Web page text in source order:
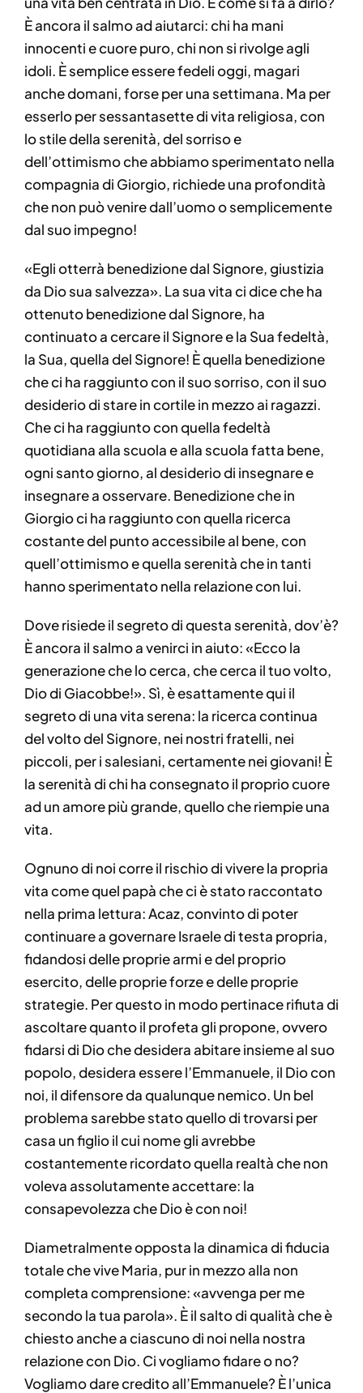
È ancora il salmo ad aiutarci: chi ha mani
innocenti e cuore puro, chi non si rivolge agli
idoli. È semplice essere fedeli oggi, magari
anche domani, forse per una settimana. Ma per
esserlo per sessantasette di vita religiosa, con
lo stile della serenità, del sorriso e
dell’ottimismo che abbiamo sperimentato nella
compagnia di Giorgio, richiede una profondità
che non può venire dall’uomo o semplicemente
dal suo impegno!
«Egli otterrà benedizione dal Signore, giustizia
da Dio sua salvezza». La sua vita ci dice che ha
ottenuto benedizione dal Signore, ha
continuato a cercare il Signore e la Sua fedeltà,
la Sua, quella del Signore! È quella benedizione
che ci ha raggiunto con il suo sorriso, con il suo
desiderio di stare in cortile in mezzo ai ragazzi.
Che ci ha raggiunto con quella fedeltà
quotidiana alla scuola e alla scuola fatta bene,
ogni santo giorno, al desiderio di insegnare e
insegnare a osservare. Benedizione che in
Giorgio ci ha raggiunto con quella ricerca
costante del punto accessibile al bene, con
quell’ottimismo e quella serenità che in tanti
hanno sperimentato nella relazione con lui.
Dove risiede il segreto di questa serenità, dov’è?
È ancora il salmo a venirci in aiuto: «Ecco la
generazione che lo cerca, che cerca il tuo volto,
Dio di Giacobbe!». Sì, è esattamente qui il
segreto di una vita serena: la ricerca continua
del volto del Signore, nei nostri fratelli, nei
piccoli, per i salesiani, certamente nei giovani! È
la serenità di chi ha consegnato il proprio cuore
ad un amore più grande, quello che riempie una
vita.
Ognuno di noi corre il rischio di vivere la propria
vita come quel papà che ci è stato raccontato
nella prima lettura: Acaz, convinto di poter
continuare a governare Israele di testa propria,
fidandosi delle proprie armi e del proprio
esercito, delle proprie forze e delle proprie
strategie. Per questo in modo pertinace rifiuta di
ascoltare quanto il profeta gli propone, ovvero
fidarsi di Dio che desidera abitare insieme al suo
popolo, desidera essere l’Emmanuele, il Dio con
noi, il difensore da qualunque nemico. Un bel
problema sarebbe stato quello di trovarsi per
casa un figlio il cui nome gli avrebbe
costantemente ricordato quella realtà che non
voleva assolutamente accettare: la
consapevolezza che Dio è con noi!
Diametralmente opposta la dinamica di fiducia
totale che vive Maria, pur in mezzo alla non
completa comprensione: «avvenga per me
secondo la tua parola». È il salto di qualità che è
chiesto anche a ciascuno di noi nella nostra
relazione con Dio. Ci vogliamo fidare o no?
Vogliamo dare credito all’Emmanuele? È l’unica